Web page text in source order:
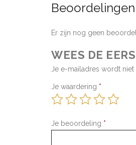
Beoordelingen
Er zijn nog geen
WEES DE
Je e-mailadres wordt
Je waardering *
Je beoordeling *